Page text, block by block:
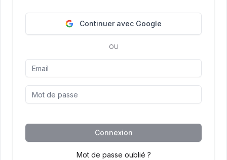
Continuer avec Google
OU
Connexion
Mot de passe oublié ?